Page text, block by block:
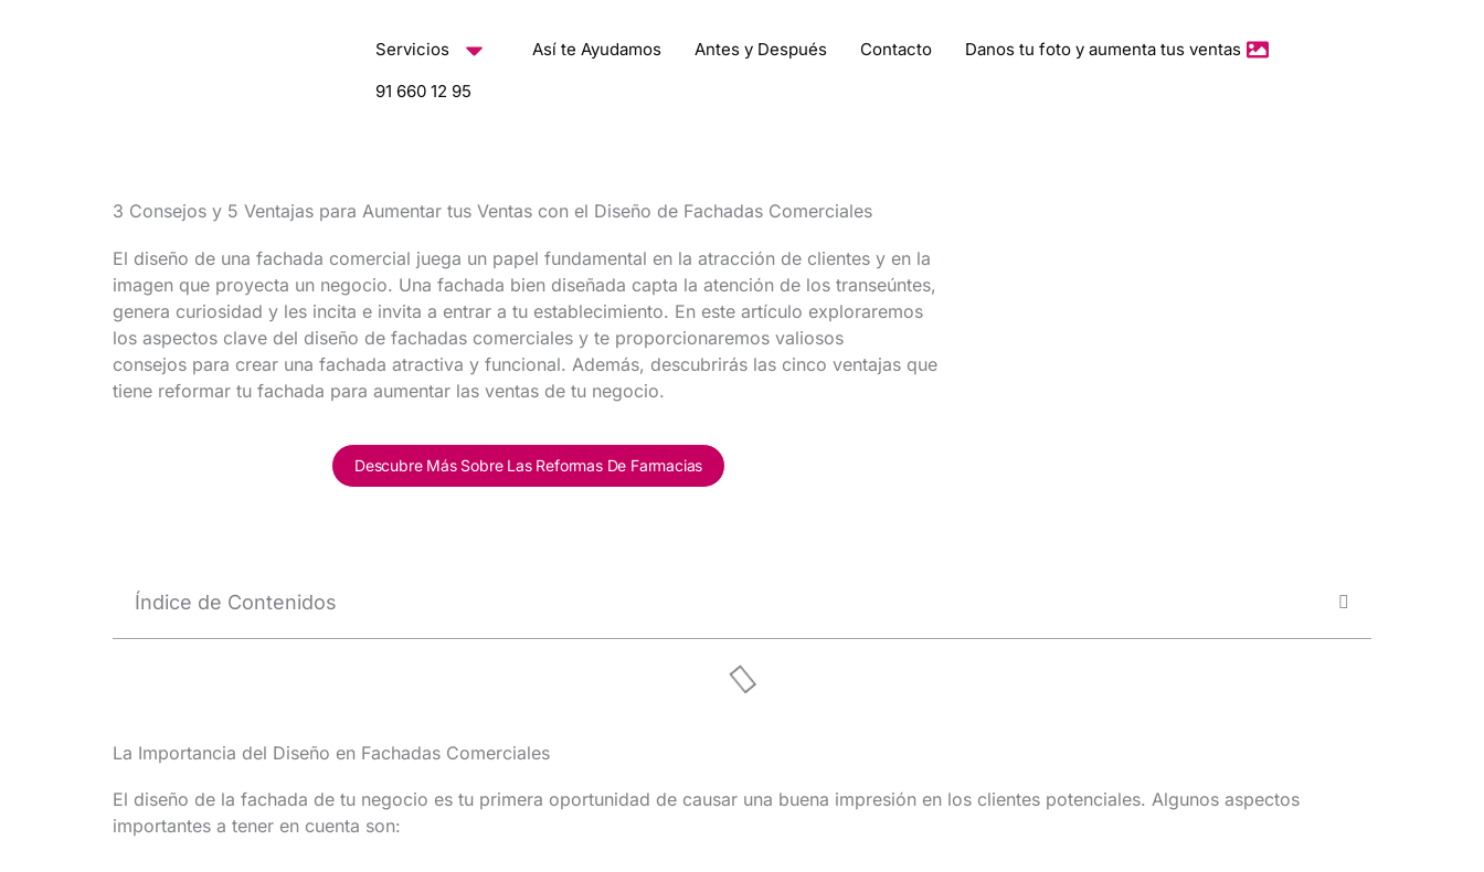
Servicios Así te Ayudamos Antes y Después Contacto
Danos tu foto y aumenta tus ventas
91 660 12 95
3 Consejos y 5 Ventajas para Aumentar tus Ventas con el Diseño de Fachadas Comerciales
El diseño de una fachada comercial juega un papel fundamental en la atracción de clientes y en la
imagen que proyecta un negocio. Una fachada bien diseñada capta la atención de los transeúntes,
genera curiosidad y les incita e invita a entrar a tu establecimiento. En este artículo exploraremos
los aspectos clave del diseño de fachadas comerciales y te proporcionaremos valiosos
consejos para crear una fachada atractiva y funcional. Además, descubrirás las cinco ventajas que
tiene reformar tu fachada para aumentar las ventas de tu negocio.
Descubre Más Sobre Las Reformas De Farmacias
Índice de Contenidos
La Importancia del Diseño en Fachadas Comerciales
El diseño de la fachada de tu negocio es tu primera oportunidad de causar una buena impresión en los clientes potenciales. Algunos aspectos
importantes a tener en cuenta son: